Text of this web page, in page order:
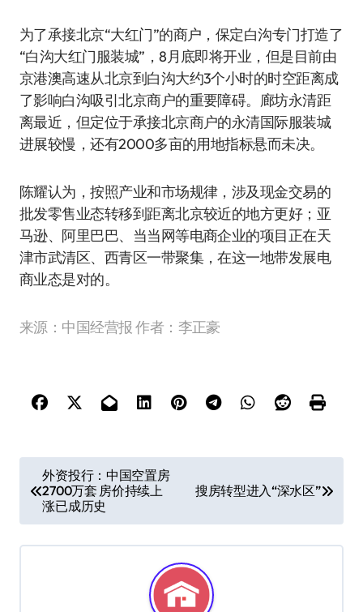
为了承接北京“大红门”的商户，保定白沟专门打造了
“白沟大红门服装城”，8月底即将开业，但是目前由
京港澳高速从北京到白沟大约3个小时的时空距离成
了影响白沟吸引北京商户的重要障碍。廊坊永清距
离最近，但定位于承接北京商户的永清国际服装城
进展较慢，还有2000多亩的用地指标悬而未决。
陈耀认为，按照产业和市场规律，涉及现金交易的
批发零售业态转移到距离北京较近的地方更好；亚
马逊、阿里巴巴、当当网等电商企业的项目正在天
津市武清区、西青区一带聚集，在这一地带发展电
商业态是对的。
来源： 中国经营报 作者：李正豪
章
导
航
外资投行：中国空置房
2700万套 房价持续上
涨已成历史
搜房转型进入“深水区”